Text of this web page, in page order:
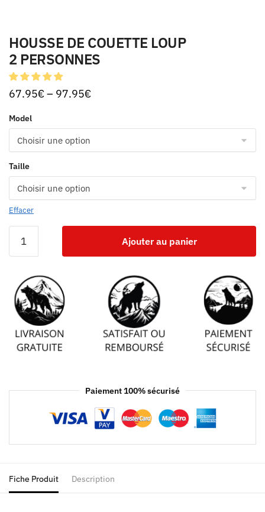
HOUSSE DE COUETTE LOUP
2 PERSONNES
67.95€– 97.95€
Model
Taille
Effacer
Ajouter au panier
Paiement 100% sécurisé
Fiche Produit Description